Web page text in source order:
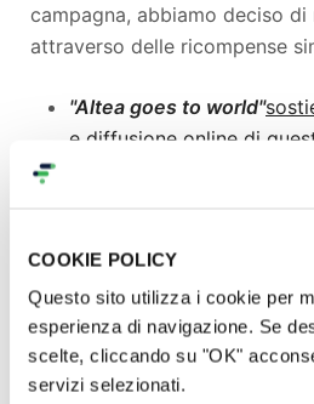
COOKIE POLICY
Questo sito utilizza i cookie per
esperienza di navigazione. Se
scelte, cliccando su "OK"
servizi selezionati.
campagna, abbiamo deciso di
attraverso delle ricompense
"Altea goes to world"
e diffusione online di
formazione con una
invieremo entro Giungo
vademecum scritta da
professionisti sul tema
conseguente allo stress da